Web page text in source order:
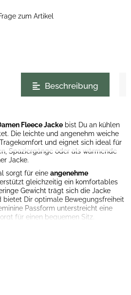
zum Artikel
Beschreibung
Fleece Jacke bist Du an kühlen
Die leichte und angenehm weiche
und eignet sich ideal für
Spaziergänge oder als wärmende
Jacke.
sorgt für eine angenehme
gleichzeitig ein komfortables
Gewicht trägt sich die Jacke
bietet Dir optimale Bewegungsfreiheit
Passform unterstreicht eine
für einen bequemen Sitz.
oder bei entspannten Stunden in
Damen Fleece Jacke überzeugt
und ihren hohen Komfort.